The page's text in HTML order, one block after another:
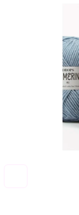
hvězdiček.